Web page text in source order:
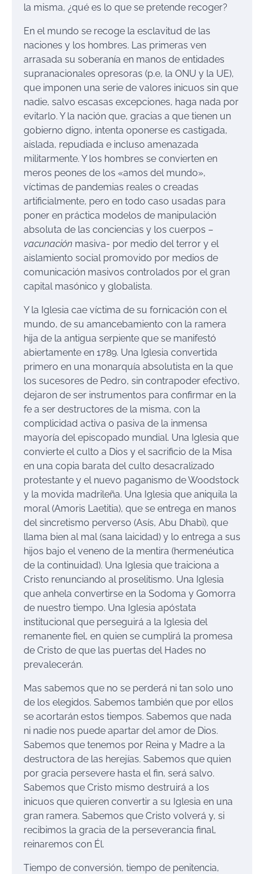
la misma, ¿qué es lo que se pretende recoger?
En el mundo se recoge la esclavitud de las
naciones y los hombres. Las primeras ven
arrasada su soberanía en manos de entidades
supranacionales opresoras (p.e, la ONU y la UE),
que imponen una serie de valores inicuos sin que
nadie, salvo escasas excepciones, haga nada por
evitarlo. Y la nación que, gracias a que tienen un
gobierno digno, intenta oponerse es castigada,
aislada, repudiada e incluso amenazada
militarmente. Y los hombres se convierten en
meros peones de los «amos del mundo»,
víctimas de pandemias reales o creadas
artificialmente, pero en todo caso usadas para
poner en práctica modelos de manipulación
absoluta de las conciencias y los cuerpos –
vacunación masiva- por medio del terror y el
aislamiento social promovido por medios de
comunicación masivos controlados por el gran
capital masónico y globalista.
Y la Iglesia cae víctima de su fornicación con el
mundo, de su amancebamiento con la ramera
hija de la antigua serpiente que se manifestó
abiertamente en 1789. Una Iglesia convertida
primero en una monarquía absolutista en la que
los sucesores de Pedro, sin contrapoder efectivo,
dejaron de ser instrumentos para confirmar en la
fe a ser destructores de la misma, con la
complicidad activa o pasiva de la inmensa
mayoría del episcopado mundial. Una Iglesia que
convierte el culto a Dios y el sacrificio de la Misa
en una copia barata del culto desacralizado
protestante y el nuevo paganismo de Woodstock
y la movida madrileña. Una Iglesia que aniquila la
moral (Amoris Laetitia), que se entrega en manos
del sincretismo perverso (Asís, Abu Dhabi), que
llama bien al mal (sana laicidad) y lo entrega a sus
hijos bajo el veneno de la mentira (hermenéutica
de la continuidad). Una Iglesia que traiciona a
Cristo renunciando al proselitismo. Una Iglesia
que anhela convertirse en la Sodoma y Gomorra
de nuestro tiempo. Una Iglesia apóstata
institucional que perseguirá a la Iglesia del
remanente fiel, en quien se cumplirá la promesa
de Cristo de que las puertas del Hades no
prevalecerán.
Mas sabemos que no se perderá ni tan solo uno
de los elegidos. Sabemos también que por ellos
se acortarán estos tiempos. Sabemos que nada
ni nadie nos puede apartar del amor de Dios.
Sabemos que tenemos por Reina y Madre a la
destructora de las herejías. Sabemos que quien
por gracia persevere hasta el fin, será salvo.
Sabemos que Cristo mismo destruirá a los
inicuos que quieren convertir a su Iglesia en una
gran ramera. Sabemos que Cristo volverá y, si
recibimos la gracia de la perseverancia final,
reinaremos con Él.
Tiempo de conversión, tiempo de penitencia,